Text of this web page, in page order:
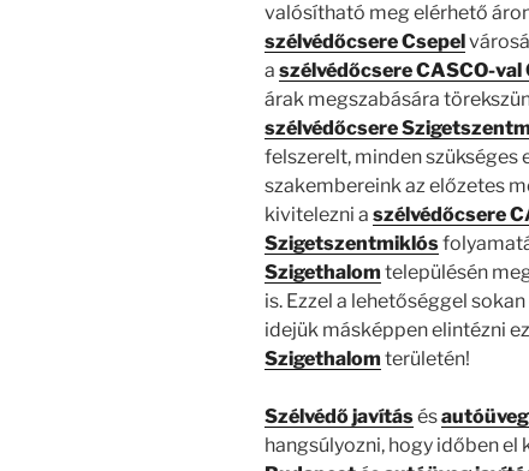
valósítható meg elérhető
szélvédőcsere Csepel
a szélvédőcsere CASCO-val
árak megszabására
szélvédőcsere
felszerelt, minden
szakembereink az előzetes
kivitelezni a szélvédőcsere
Szigetszentmiklós
Szigethalom településén
is. Ezzel a lehetőséggel
idejük másképpen elintézni
Szigethalom területén!
Szélvédő javításés
hangsúlyozni, hogy időben el